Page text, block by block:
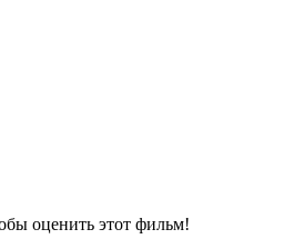
оценить этот фильм!